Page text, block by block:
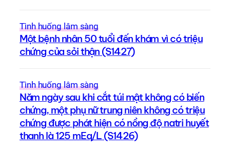
Tình huống lâm sàng
Một bệnh nhân 50 tuổi đến khám vì có triệu
chứng của sỏi thận (S1427)
Tình huống lâm sàng
Năm ngày sau khi cắt túi mật không có biến
chứng, một phụ nữ trung niên không có triệu
chứng được phát hiện có nồng độ natri huyết
thanh là 125 mEq/L (S1426)